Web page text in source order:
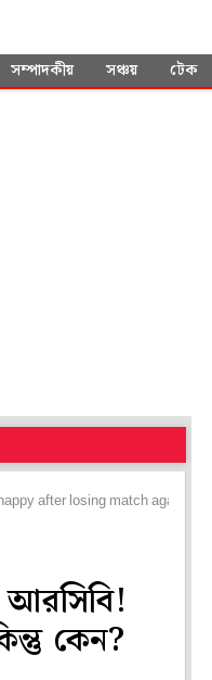
সম্পাদকীয় সঞ্চয় টেক
after losing match against srh
আরসিবি!
কেন?